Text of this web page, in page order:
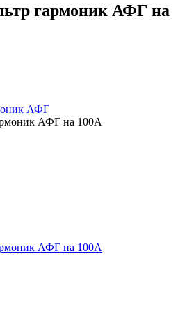
гармоник АФГ на
АФГ
АФГ на 100А